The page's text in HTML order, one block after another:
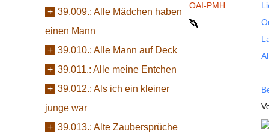
+ 39.009.: Alle Mädchen haben
einen Mann
+ 39.010.: Alle Mann auf Deck
+ 39.011.: Alle meine Entchen
+ 39.012.: Als ich ein kleiner
junge war
+ 39.013.: Alte Zaubersprüche
OAI-PMH